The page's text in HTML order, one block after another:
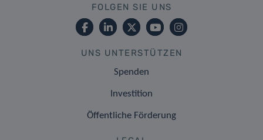
FOLGEN SIE UNS
UNS UNTERSTÜTZEN
Spenden
Investition
Öffentliche Förderung